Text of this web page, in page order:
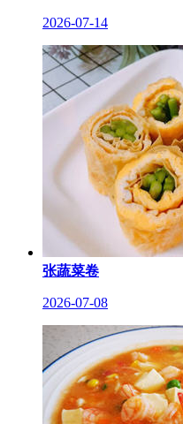
2026-07-14
张蔬菜卷
2026-07-08